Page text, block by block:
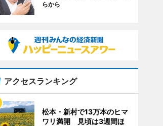
らから
アクセスランキング
松本・新村で13万本のヒマ
ワリ満開 見頃は3週間ほ